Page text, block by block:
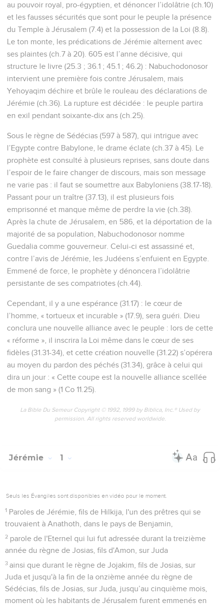
au pouvoir royal, pro-égyptien, et dénoncer l’idolâtrie (ch.10)
et les fausses sécurités que sont pour le peuple la présence
du Temple à Jérusalem (7.4) et la possession de la Loi (8.8).
Le ton monte, les prédications de Jérémie alternent avec
ses plaintes (ch.7 à 20). 605 est l’anne décisive, qui
structure le livre (25.3 ; 36.1 ; 45.1 ; 46.2) : Nabuchodonosor
intervient une première fois contre Jérusalem, mais
Yehoyaqim déchire et brûle le rouleau des déclarations de
Jérémie (ch.36). La rupture est décidée : le peuple partira
en exil pendant soixante-dix ans (ch.25).
Sous le règne de Sédécias (597 à 587), qui intrigue avec
l’Egypte contre Babylone, le drame éclate (ch.37 à 45). Le
prophète est consulté à plusieurs reprises, sans doute dans
l’espoir de le faire changer de discours, mais son message
ne varie pas : il faut se soumettre aux Babyloniens (38.17-18).
Passant pour un traître (37.13), il est plusieurs fois
emprisonné et manque même de perdre la vie (ch.38).
Après la chute de Jérusalem, en 586, et la déportation de la
majorité de sa population, Nabuchodonosor nomme
Guedalia comme gouverneur. Celui-ci est assassiné et,
contre l’avis de Jérémie, les Judéens s’enfuient en Egypte.
Emmené de force, le prophète y dénoncera l’idolâtrie
persistante de ses compatriotes (ch.44).
Cependant, il y a une espérance (31.17) : le cœur de
l’homme, « tortueux et incurable » (17.9), sera guéri. Dieu
conclura une nouvelle alliance avec le peuple : lors de cette
« réforme », il inscrira la Loi même dans le cœur de ses
fidèles (31.31-34), et cette création nouvelle (31.22) s’opérera
au moyen du pardon des péchés (31.34), grâce à celui qui
dira un jour : « Cette coupe est la nouvelle alliance scellée
de mon sang » (1 Co 11.25).
La Bible Du Semeur Copyright © 1992, 1999 by Biblica, Inc.® Used by
permission. All rights reserved worldwide.
Jérémie 1
Seuls les Évangiles sont disponibles en vidéo pour le moment.
1 Paroles de Jérémie, fils de Hilkija, l'un des prêtres qui se
trouvaient à Anathoth, dans le pays de Benjamin,
2 parole de l'Eternel qui lui fut adressée durant la treizième
année du règne de Josias, fils d'Amon, sur Juda
3 ainsi que durant le règne de Jojakim, fils de Josias, sur
Juda et jusqu'à la fin de la onzième année du règne de
Sédécias, fils de Josias, sur Juda, jusqu’au cinquième mois,
moment où les habitants de Jérusalem furent emmenés en